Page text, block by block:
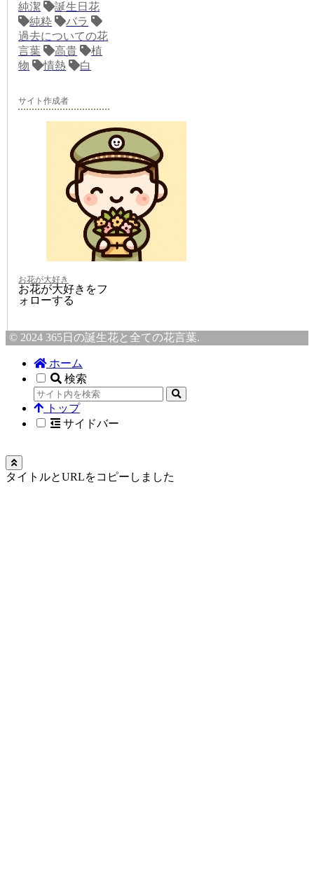
純潔
誕生日花
純粋
バラ
過去についての花
言葉
高貴
植
物
情熱 白
サイト作成者
お花が大好き
お花が大好きをフ
ォローする
© 2024 365日の誕生花と全ての花言葉.
ホーム
検索
トップ
サイドバー
タイトルとURLをコピーしました